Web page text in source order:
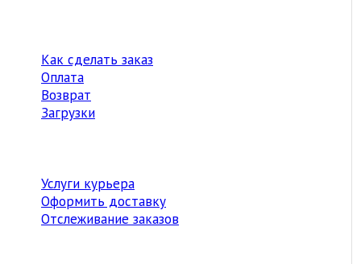
Как сделать заказ
Оплата
Возврат
Загрузки
Услуги курьера
Оформить доставку
Отслеживание заказов